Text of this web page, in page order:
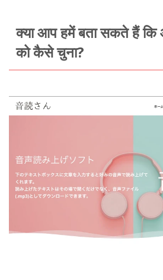
क्या आप हमें बता सकते हैं
को कैसे चुना?